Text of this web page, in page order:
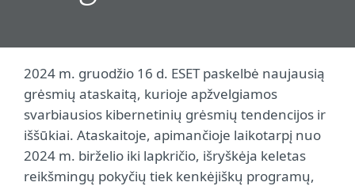
2024 m. gruodžio 16 d. ESET paskelbė naujausią
grėsmių ataskaitą, kurioje apžvelgiamos
svarbiausios kibernetinių grėsmių tendencijos ir
iššūkiai. Ataskaitoje, apimančioje laikotarpį nuo
2024 m. birželio iki lapkričio, išryškėja keletas
reikšmingų pokyčių tiek kenkėjiškų programų,